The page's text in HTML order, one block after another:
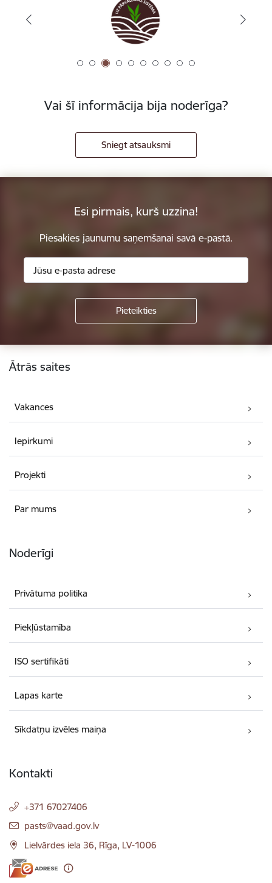
Vai šī informācija bija noderīga?
Sniegt atsauksmi
Esi pirmais, kurš uzzina!
Piesakies jaunumu saņemšanai savā e-pastā.
Kājene
Ātrās saites
Vakances
Iepirkumi
Projekti
Par mums
Noderīgi
Privātuma politika
Piekļūstamība
ISO sertifikāti
Lapas karte
Sīkdatņu izvēles maiņa
Kontakti
+371 67027406
E-pasts:
pasts@vaad.gov.lv
Lielvārdes iela 36, Rīga, LV-1006